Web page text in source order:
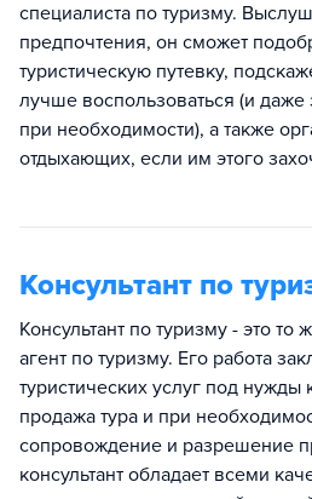
специалиста по туризму.
предпочтения, он сможет
туристическую путевку,
лучше воспользоваться (и даже
при необходимости), а также
отдыхающих, если им этого
Консультант по
Консультант по туризму - это
агент по туризму. Его работа
туристических услуг под нужды
продажа тура и при
сопровождение и разрешение
консультант обладает всеми